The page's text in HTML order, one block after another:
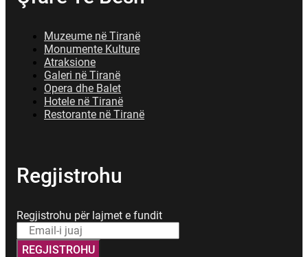
Muzeume në Tiranë
Monumente Kulture
Atraksione
Galeri në Tiranë
Opera dhe Balet
Hotele në Tiranë
Restorante në Tiranë
Regjistrohu
Regjistrohu për lajmet e fundit
REGJISTROHU